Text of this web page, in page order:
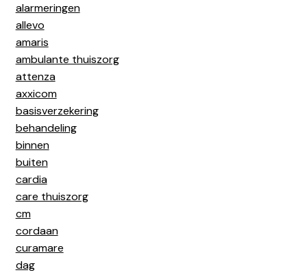
alarmeringen
allevo
amaris
ambulante thuiszorg
attenza
axxicom
basisverzekering
behandeling
binnen
buiten
cardia
care thuiszorg
cm
cordaan
curamare
dag